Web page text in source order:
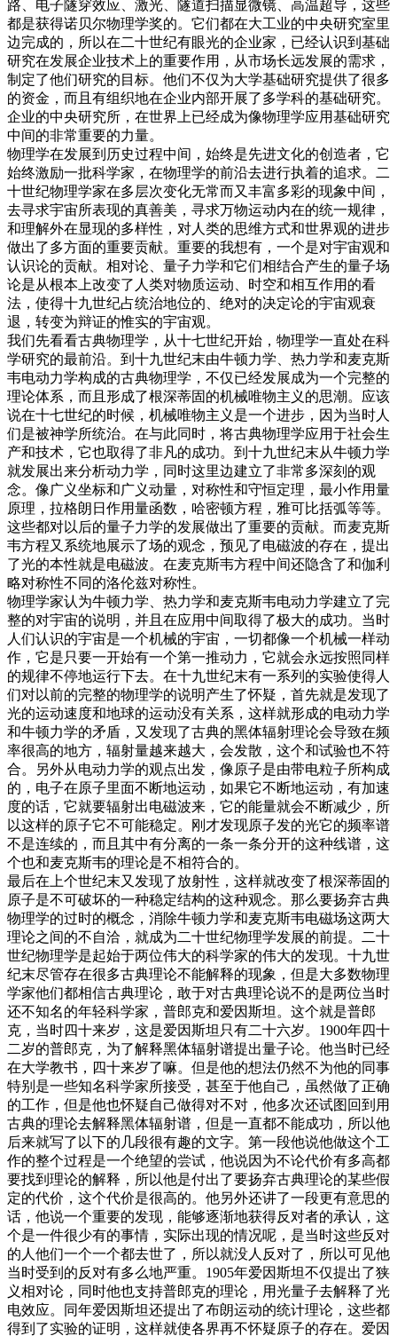
路、电子隧穿效应、激光、隧道扫描显微镜、高温超导，这些
都是获得诺贝尔物理学奖的。它们都在大工业的中央研究室里
边完成的，所以在二十世纪有眼光的企业家，已经认识到基础
研究在发展企业技术上的重要作用，从市场长远发展的需求，
制定了他们研究的目标。他们不仅为大学基础研究提供了很多
的资金，而且有组织地在企业内部开展了多学科的基础研究。
企业的中央研究所，在世界上已经成为像物理学应用基础研究
中间的非常重要的力量。
物理学在发展到历史过程中间，始终是先进文化的创造者，它
始终激励一批科学家，在物理学的前沿去进行执着的追求。二
十世纪物理学家在多层次变化无常而又丰富多彩的现象中间，
去寻求宇宙所表现的真善美，寻求万物运动内在的统一规律，
和理解外在显现的多样性，对人类的思维方式和世界观的进步
做出了多方面的重要贡献。重要的我想有，一个是对宇宙观和
认识论的贡献。相对论、量子力学和它们相结合产生的量子场
论是从根本上改变了人类对物质运动、时空和相互作用的看
法，使得十九世纪占统治地位的、绝对的决定论的宇宙观衰
退，转变为辩证的惟实的宇宙观。
我们先看看古典物理学，从十七世纪开始，物理学一直处在科
学研究的最前沿。到十九世纪末由牛顿力学、热力学和麦克斯
韦电动力学构成的古典物理学，不仅已经发展成为一个完整的
理论体系，而且形成了根深蒂固的机械唯物主义的思潮。应该
说在十七世纪的时候，机械唯物主义是一个进步，因为当时人
们是被神学所统治。在与此同时，将古典物理学应用于社会生
产和技术，它也取得了非凡的成功。到十九世纪末从牛顿力学
就发展出来分析动力学，同时这里边建立了非常多深刻的观
念。像广义坐标和广义动量，对称性和守恒定理，最小作用量
原理，拉格朗日作用量函数，哈密顿方程，雅可比括弧等等。
这些都对以后的量子力学的发展做出了重要的贡献。而麦克斯
韦方程又系统地展示了场的观念，预见了电磁波的存在，提出
了光的本性就是电磁波。在麦克斯韦方程中间还隐含了和伽利
略对称性不同的洛伦兹对称性。
物理学家认为牛顿力学、热力学和麦克斯韦电动力学建立了完
整的对宇宙的说明，并且在应用中间取得了极大的成功。当时
人们认识的宇宙是一个机械的宇宙，一切都像一个机械一样动
作，它是只要一开始有一个第一推动力，它就会永远按照同样
的规律不停地运行下去。在十九世纪末有一系列的实验使得人
们对以前的完整的物理学的说明产生了怀疑，首先就是发现了
光的运动速度和地球的运动没有关系，这样就形成的电动力学
和牛顿力学的矛盾，又发现了古典的黑体辐射理论会导致在频
率很高的地方，辐射量越来越大，会发散，这个和试验也不符
合。另外从电动力学的观点出发，像原子是由带电粒子所构成
的，电子在原子里面不断地运动，如果它不断地运动，有加速
度的话，它就要辐射出电磁波来，它的能量就会不断减少，所
以这样的原子它不可能稳定。刚才发现原子发的光它的频率谱
不是连续的，而且其中有分离的一条一条分开的这种线谱，这
个也和麦克斯韦的理论是不相符合的。
最后在上个世纪末又发现了放射性，这样就改变了根深蒂固的
原子是不可破坏的一种稳定结构的这种观念。那么要扬弃古典
物理学的过时的概念，消除牛顿力学和麦克斯韦电磁场这两大
理论之间的不自洽，就成为二十世纪物理学发展的前提。二十
世纪物理学是起始于两位伟大的科学家的伟大的发现。十九世
纪末尽管存在很多古典理论不能解释的现象，但是大多数物理
学家他们都相信古典理论，敢于对古典理论说不的是两位当时
还不知名的年轻科学家，普郎克和爱因斯坦。这个就是普郎
克，当时四十来岁，这是爱因斯坦只有二十六岁。1900年四十
二岁的普郎克，为了解释黑体辐射谱提出量子论。他当时已经
在大学教书，四十来岁了嘛。但是他的想法仍然不为他的同事
特别是一些知名科学家所接受，甚至于他自己，虽然做了正确
的工作，但是他也怀疑自己做得对不对，他多次还试图回到用
古典的理论去解释黑体辐射谱，但是一直都不能成功，所以他
后来就写了以下的几段很有趣的文字。第一段他说他做这个工
作的整个过程是一个绝望的尝试，他说因为不论代价有多高都
要找到理论的解释，所以他是付出了要扬弃古典理论的某些假
定的代价，这个代价是很高的。他另外还讲了一段更有意思的
话，他说一个重要的发现，能够逐渐地获得反对者的承认，这
个是一件很少有的事情，实际出现的情况呢，是当时这些反对
的人他们一个一个都去世了，所以就没人反对了，所以可见他
当时受到的反对有多么地严重。1905年爱因斯坦不仅提出了狭
义相对论，同时他也支持普郎克的理论，用光量子去解释了光
电效应。同年爱因斯坦还提出了布朗运动的统计理论，这些都
得到了实验的证明，这样就使各界再不怀疑原子的存在。爱因